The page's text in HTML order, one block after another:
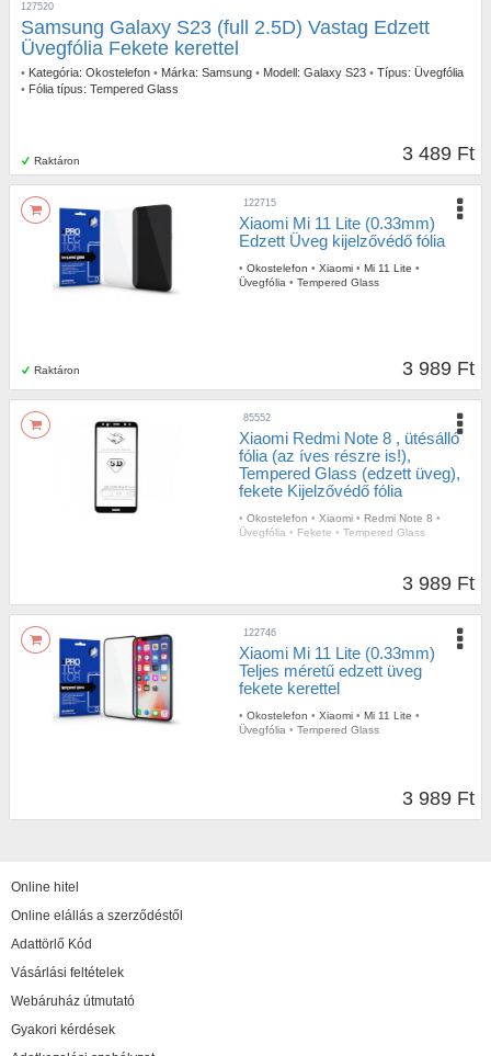
Raktáron
127520
Samsung Galaxy S23 (full 2.5D) Vastag Edzett
Üvegfólia Fekete kerettel
• Kategória: Okostelefon • Márka: Samsung • Modell: Galaxy S23 • Típus: Üvegfólia
• Fólia típus: Tempered Glass
3 489 Ft
Raktáron
122715
Xiaomi Mi 11 Lite (0.33mm)
Edzett Üveg kijelzővédő fólia
• Okostelefon • Xiaomi • Mi 11 Lite •
Üvegfólia • Tempered Glass
3 989 Ft
85552
Xiaomi Redmi Note 8 , ütésálló
fólia (az íves részre is!),
Tempered Glass (edzett üveg),
fekete Kijelzővédő fólia
• Okostelefon • Xiaomi • Redmi Note 8 •
Üvegfólia • Fekete • Tempered Glass
3 989 Ft
122746
Xiaomi Mi 11 Lite (0.33mm)
Teljes méretű edzett üveg
fekete kerettel
• Okostelefon • Xiaomi • Mi 11 Lite •
Üvegfólia • Tempered Glass
3 989 Ft
Online hitel
Online elállás a szerződéstől
Adattörlő Kód
Vásárlási feltételek
Webáruház útmutató
Gyakori kérdések